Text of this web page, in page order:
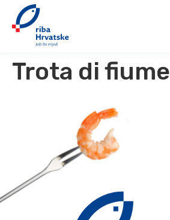
Trota di fiume